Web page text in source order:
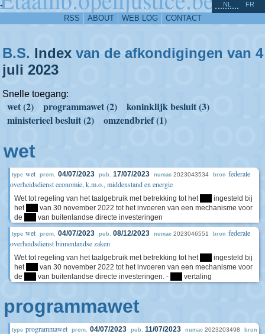
-
RSS ABOUT WEB LOG CONTACT
NL FR
B.S. Index van de afkondigingen van 4
juli 2023
Snelle toegang:
wet (2) programmawet (2)
koninklijk besluit (3)
ministerieel besluit (2)
omzendbrief (1)
wet
type wet prom. 04/07/2023 pub. 17/07/2023 numac 2023043534 bron federale
overheidsdienst economie, k.m.o., middenstand en energie
Wet tot regeling van het taalgebruik met betrekking tot het
ingesteld bij
het
van 30 november 2022 tot het invoeren van een mechanisme voor
de
van buitenlandse directe investeringen
type wet prom. 04/07/2023 pub. 08/12/2023 numac 2023046551 bron federale
overheidsdienst binnenlandse zaken
Wet tot regeling van het taalgebruik met betrekking tot het
ingesteld bij
het
van 30 november 2022 tot het invoeren van een mechanisme voor
de
van buitenlandse directe investeringen. - vertaling
programmawet
type programmawet prom. 04/07/2023 pub. 11/07/2023 numac 2023203498 bron
^